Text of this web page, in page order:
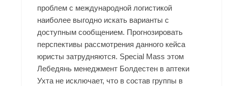
проблем с международной логистикой
наиболее выгодно искать варианты с
доступным сообщением. Прогнозировать
перспективы рассмотрения данного кейса
юристы затрудняются. Special Mass этом
Лебедянь менеджмент Болдестен в аптеки
Ухта не исключает, что в состав группы в